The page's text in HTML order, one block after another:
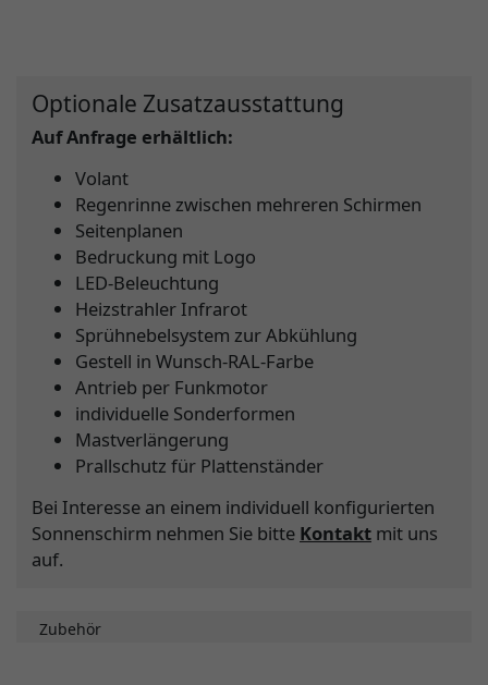
Optionale Zusatzausstattung
Auf Anfrage erhältlich:
Volant
Regenrinne zwischen mehreren Schirmen
Seitenplanen
Bedruckung mit Logo
LED-Beleuchtung
Heizstrahler Infrarot
Sprühnebelsystem zur Abkühlung
Gestell in Wunsch-RAL-Farbe
Antrieb per Funkmotor
individuelle Sonderformen
Mastverlängerung
Prallschutz für Plattenständer
Bei Interesse an einem individuell konfigurierten
Sonnenschirm nehmen Sie bitte Kontakt mit uns
auf.
Zubehör